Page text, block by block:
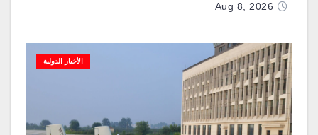
Aug 8, 2026
الأخبار الدولية